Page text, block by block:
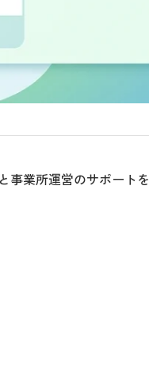
業所運営のサポートを